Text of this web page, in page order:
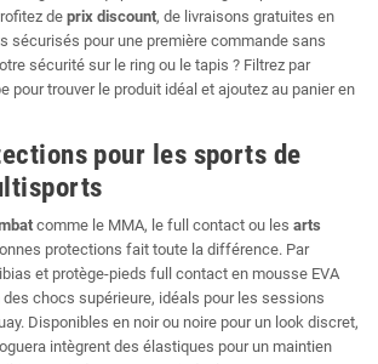
de prix discount, de livraisons gratuites en
sécurisés pour une première commande sans
sécurité sur le ring ou le tapis ? Filtrez par
pour trouver le produit idéal et ajoutez au panier en
pour les sports de
comme le MMA, le full contact ou les arts
protections fait toute la différence. Par
et protège-pieds full contact en mousse EVA
chocs supérieure, idéals pour les sessions
Disponibles en noir ou noire pour un look discret,
intègrent des élastiques pour un maintien